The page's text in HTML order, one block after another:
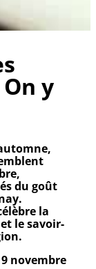
y
du goût
.
la
le savoir-
novembre